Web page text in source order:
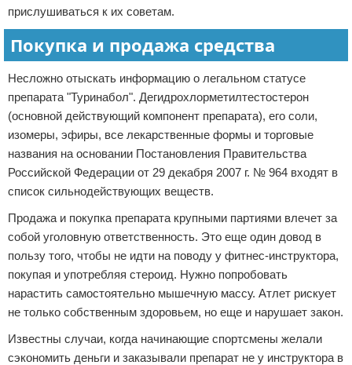
прислушиваться к их советам.
Покупка и продажа средства
Несложно отыскать информацию о легальном статусе
препарата "Туринабол". Дегидрохлорметилтестостерон
(основной действующий компонент препарата), его соли,
изомеры, эфиры, все лекарственные формы и торговые
названия на основании Постановления Правительства
Российской Федерации от 29 декабря 2007 г. № 964 входят в
список сильнодействующих веществ.
Продажа и покупка препарата крупными партиями влечет за
собой уголовную ответственность. Это еще один довод в
пользу того, чтобы не идти на поводу у фитнес-инструктора,
покупая и употребляя стероид. Нужно попробовать
нарастить самостоятельно мышечную массу. Атлет рискует
не только собственным здоровьем, но еще и нарушает закон.
Известны случаи, когда начинающие спортсмены желали
сэкономить деньги и заказывали препарат не у инструктора в